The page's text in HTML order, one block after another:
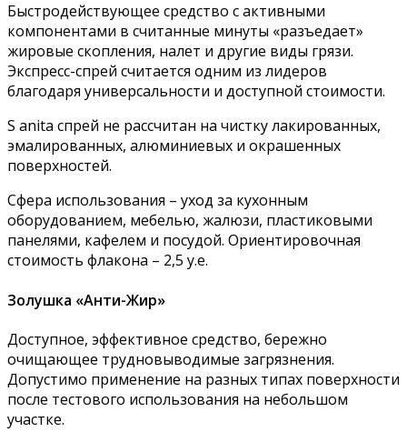
Быстродействующее средство с активными
компонентами в считанные минуты «разъедает»
жировые скопления, налет и другие виды грязи.
Экспресс-спрей считается одним из лидеров
благодаря универсальности и доступной стоимости.
S anita спрей не рассчитан на чистку лакированных,
эмалированных, алюминиевых и окрашенных
поверхностей.
Сфера использования – уход за кухонным
оборудованием, мебелью, жалюзи, пластиковыми
панелями, кафелем и посудой. Ориентировочная
стоимость флакона – 2,5 у.е.
Золушка «Анти-Жир»
Доступное, эффективное средство, бережно
очищающее трудновыводимые загрязнения.
Допустимо применение на разных типах поверхности
после тестового использования на небольшом
участке.